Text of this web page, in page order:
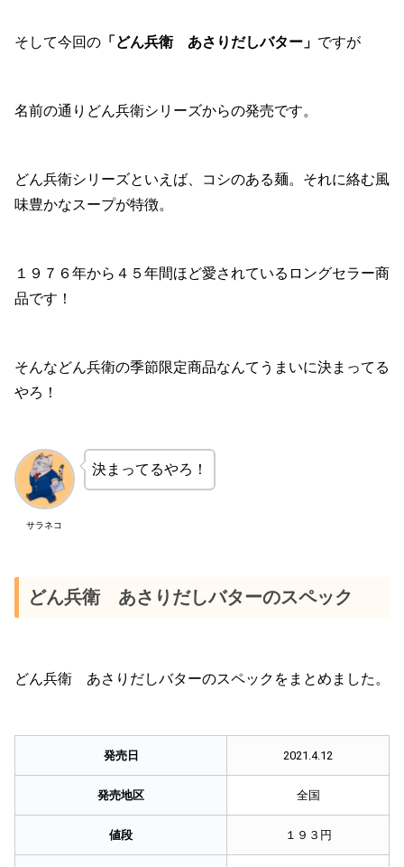
そして今回の 「どん兵衛 あさりだしバター」 ですが
名前の通りどん兵衛シリーズからの発売です。
どん兵衛シリーズといえば、コシのある麺。それに絡む風
味豊かなスープが特徴。
１９７６年から４５年間ほど愛されているロングセラー商
品です！
そんなどん兵衛の季節限定商品なんてうまいに決まってる
やろ！
サラネコ
決まってるやろ！
どん兵衛 あさりだしバターのスペック
どん兵衛 あさりだしバターのスペックをまとめました。
発売日 2021.4.12
発売地区 全国
値段 １９３円